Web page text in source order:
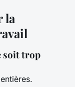
la
soit trop